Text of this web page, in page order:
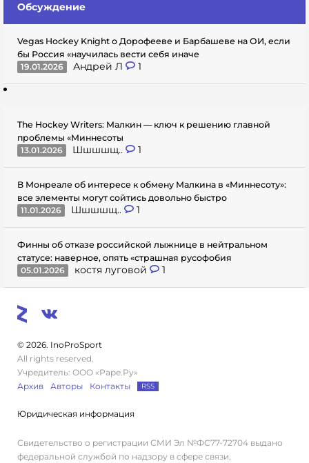
Обсуждение
Vegas Hockey Knight о Дорофееве и Барбашеве на ОИ, если
бы Россия «научилась вести себя иначе
19.01.2026
Андрей Л 1
The Hockey Writers: Малкин — ключ к решению главной
проблемы «Миннесоты
13.01.2026
Шшшшщ.. 1
В Монреале об интересе к обмену Малкина в «Миннесоту»:
все элементы могут сойтись довольно быстро
11.01.2026
Шшшшщ.. 1
Финны об отказе российской лыжнице в нейтральном
статусе: наверное, опять «страшная русофобия
05.01.2026
костя луговой 1
© 2026. InoProSport
All rights reserved.
Учредитель: ООО «Раре.Ру»
Архив
Авторы Контакты RSS
Юридическая информация
Свидетельство о регистрации СМИ Эл №ФС77-72704 выдано
федеральной службой по надзору в сфере связи,